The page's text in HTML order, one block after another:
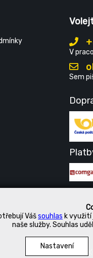
Vášsouhlas k
naše služby. Souhlas
Nastavení
V
Sem